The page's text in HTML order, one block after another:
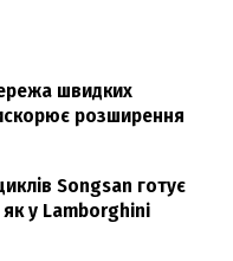
швидких
розширення
Songsan готує
у Lamborghini